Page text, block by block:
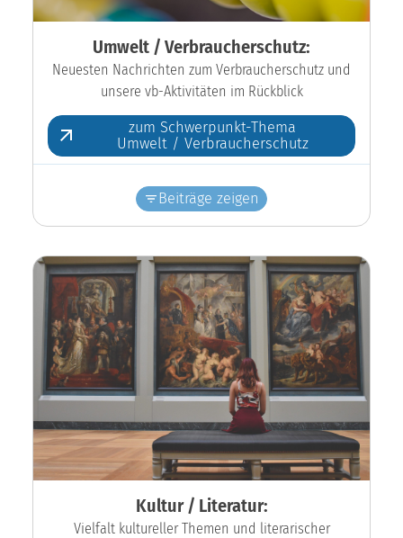
Umwelt / Verbraucherschutz:
Neuesten Nachrichten zum Verbraucherschutz und
unsere vb-Aktivitäten im Rückblick
zum Schwerpunkt-Thema
Umwelt / Verbraucherschutz
Beiträge zeigen
Kultur / Literatur:
Vielfalt kultureller Themen und literarischer